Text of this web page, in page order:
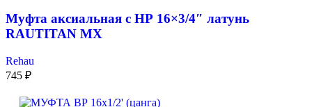
Муфта аксиальная с НР 16×3/4″ латунь
RAUTITAN MX
Rehau
745 ₽